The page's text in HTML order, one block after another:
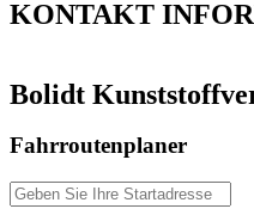
KONTAKT
Bolidt
Fahrroutenplaner